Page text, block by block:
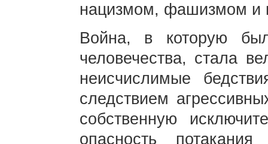
нацизмом, фашизмом и
Война, в которую
человечества, стала
неисчислимые
следствием
собственную
опасность